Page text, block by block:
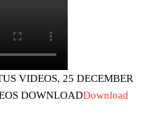
VIDEOS, 25 DECEMBER
DOWNLOADDownload